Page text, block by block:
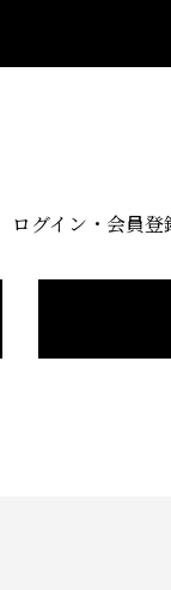
ログイン・会員登